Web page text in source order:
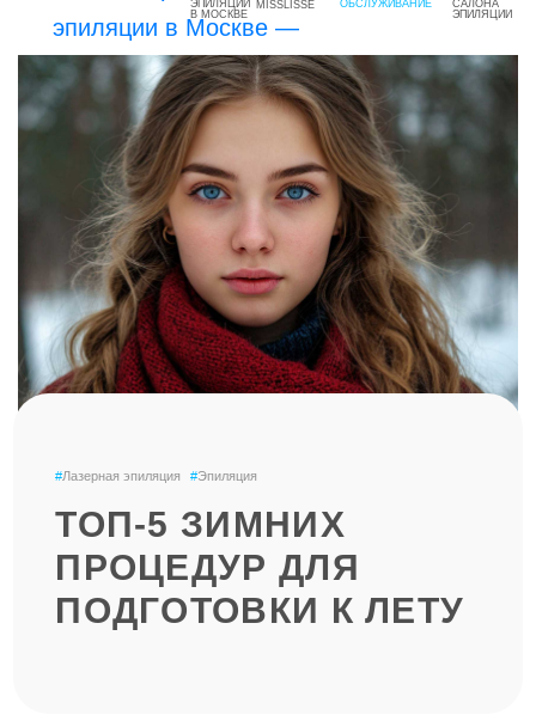
MISSLISSE
#Лазерная эпиляция #Эпиляция
ТОП-5 ЗИМНИХ
ПРОЦЕДУР ДЛЯ
ПОДГОТОВКИ К ЛЕТУ